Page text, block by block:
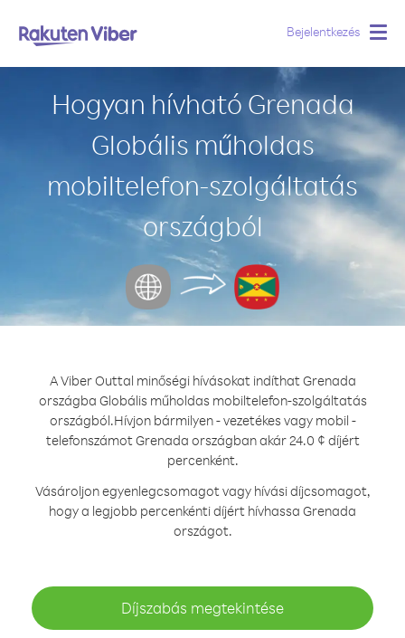
Bejelentkezés
Hogyan hívható Grenada
Globális műholdas
mobiltelefon-szolgáltatás
országból
A Viber Outtal minőségi hívásokat indíthat Grenada
országba Globális műholdas mobiltelefon-szolgáltatás
országból.Hívjon bármilyen - vezetékes vagy mobil -
telefonszámot Grenada országban akár 24.0 ¢ díjért
percenként.
Vásároljon egyenlegcsomagot vagy hívási díjcsomagot,
hogy a legjobb percenkénti díjért hívhassa Grenada
országot.
Díjszabás megtekintése